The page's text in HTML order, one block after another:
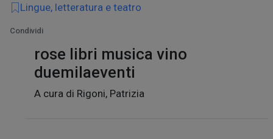
Lingue, letteratura e teatro
Condividi
rose libri musica vino
duemilaeventi
A cura di Rigoni, Patrizia